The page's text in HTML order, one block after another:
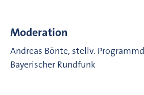
Moderation
Andreas Bönte, stellv.
Bayerischer Rundfunk